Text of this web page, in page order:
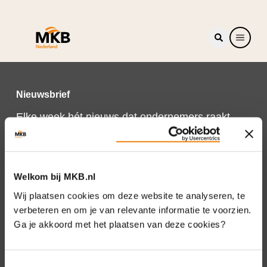
Welkom bij MKB.nl
Wij plaatsen cookies om deze website te analyseren, te
verbeteren en om je van relevante informatie te voorzien.
Ga je akkoord met het plaatsen van deze cookies?
Nieuwsbrief
Elke week hét nieuws dat ondernemers raakt.
Schrijf je nu in voor de MKB-Nederland
nieuwsbrief.
Schrijf je in
Direct naar
Over ons